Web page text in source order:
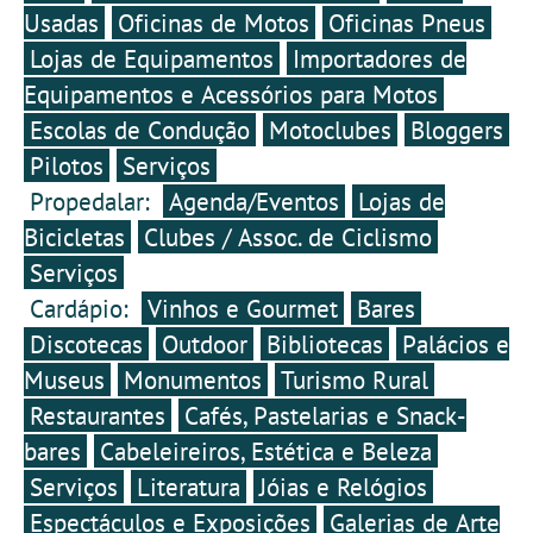
cortinas blackout para os
vidros e acessórios
práticos, como uma mesa
e duas cadeiras, bem
como grelhas de
ventilação para os vidros
laterais dianteiros. Desta
transformado numa
confortável auto-caravana
para duas pessoas.
algumas específicas para
veículos elétricos.
Usadas
Oficinas de Motos
Oficinas Pneus
Lojas de Equipamentos
Importadores de
Equipamentos e Acessórios para Motos
Escolas de Condução
Motoclubes
Bloggers
Pilotos
Serviços
Propedalar: Agenda/Eventos
Lojas de
Bicicletas
Clubes / Assoc. de Ciclismo
Serviços
Cardápio: Vinhos e Gourmet
Bares
Discotecas
Outdoor Bibliotecas
Palácios e
Museus
Monumentos
Turismo Rural
Restaurantes
Cafés, Pastelarias e Snack-
bares
Cabeleireiros, Estética e Beleza
Serviços
Literatura
Jóias e Relógios
Espectáculos e Exposições
Galerias de Arte